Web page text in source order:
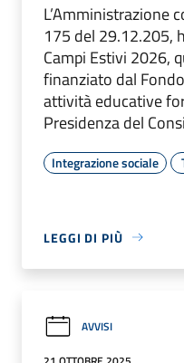
L’Amministrazione
175 del 29.12.205,
Campi Estivi 2026,
finanziato dal
attività educative
Presidenza del
Integrazione sociale
LEGGI DI PIÙ
AVVISI